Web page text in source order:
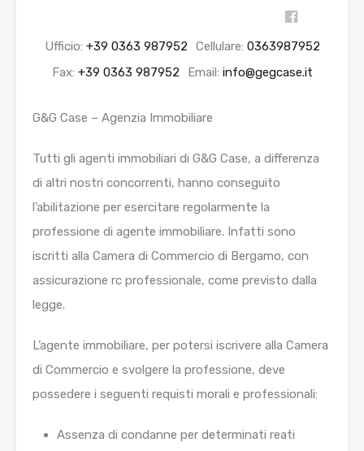
Ufficio: +39 0363 987952 Cellulare: 0363987952
Fax: +39 0363 987952 Email: info@gegcase.it
G&G Case – Agenzia Immobiliare
Tutti gli agenti immobiliari di G&G Case, a differenza
di altri nostri concorrenti, hanno conseguito
l’abilitazione per esercitare regolarmente la
professione di agente immobiliare. Infatti sono
iscritti alla Camera di Commercio di Bergamo, con
assicurazione rc professionale, come previsto dalla
legge.
L’agente immobiliare, per potersi iscrivere alla Camera
di Commercio e svolgere la professione, deve
possedere i seguenti requisti morali e professionali:
Assenza di condanne per determinati reati